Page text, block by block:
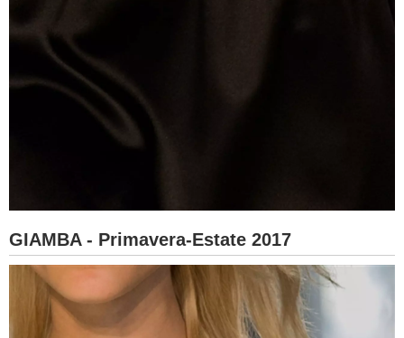
GIAMBA - Primavera-Estate 2017